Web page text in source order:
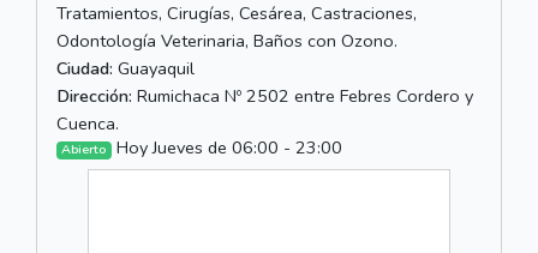
Tratamientos, Cirugías, Cesárea, Castraciones,
Odontología Veterinaria, Baños con Ozono.
Ciudad: Guayaquil
Dirección: Rumichaca Nº 2502 entre Febres Cordero y
Cuenca.
Abierto Hoy Jueves de 06:00 - 23:00